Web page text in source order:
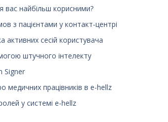
вас найбільш корисними?
з пацієнтами у контакт-центрі
активних сесій користувача
штучного інтелекту
Signer
медичних працівників в e-hellz
у системі e-hellz